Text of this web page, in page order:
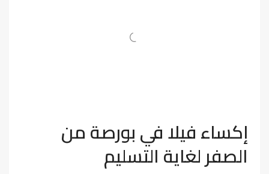
إكساء فيلا في بورصة من
الصفر لغاية التسليم